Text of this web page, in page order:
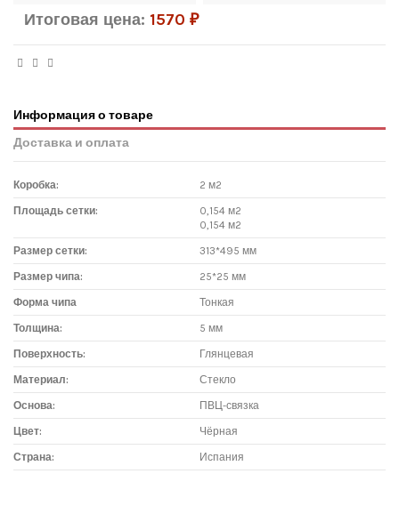
Итоговая цена: 1570 ₽
Информация о товаре
Доставка и оплата
Коробка: 2 м2
Площадь сетки:
0,154 м2
0,154 м2
Размер сетки: 313*495 мм
Размер чипа: 25*25 мм
Форма чипа Тонкая
Толщина: 5 мм
Поверхность: Глянцевая
Материал: Стекло
Основа: ПВЦ-связка
Цвет: Чёрная
Страна: Испания